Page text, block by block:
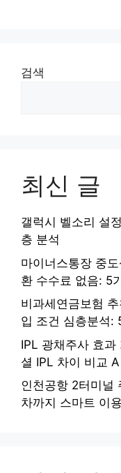
검색
최신 글
갤럭시 벨소리 설
층 분석
마이너스통장 중
환 수수료 없음: 5
비과세연금보험
입 조건 심층분석:
IPL 광채주사 효
셜 IPL 차이 비교
인천공항 2터미널
차까지 스마트 이